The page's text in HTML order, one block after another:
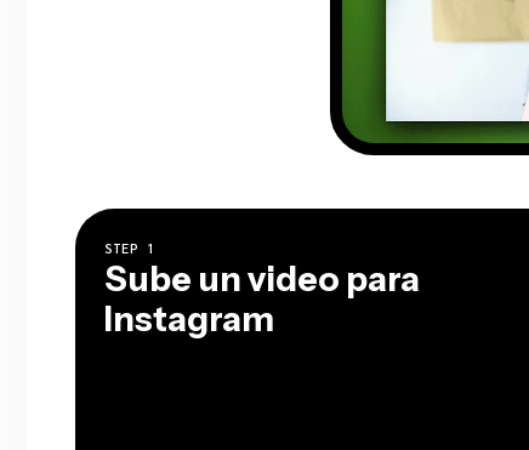
STEP 1
Sube un video para
Instagram